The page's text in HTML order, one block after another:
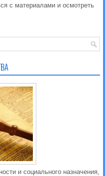
с материалами и осмотреть
и социального назначения,